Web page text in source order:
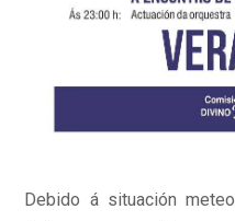
Debido á situación